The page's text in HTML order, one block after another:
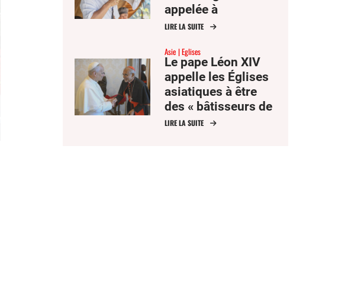
appelée à
communiquer
LIRE LA SUITE
Asie Eglises
Le pape Léon XIV
appelle les Églises
asiatiques à être
des « bâtisseurs de
communion »
LIRE LA SUITE